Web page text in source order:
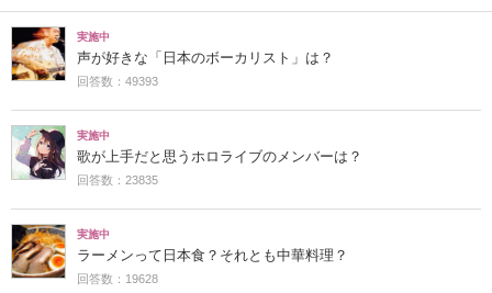
実施中
声が好きな「日本のボーカリスト」は？
回答数：49393
実施中
歌が上手だと思うホロライブのメンバーは？
回答数：23835
実施中
ラーメンって日本食？それとも中華料理？
回答数：19628